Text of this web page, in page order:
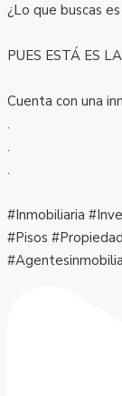
¿Lo que buscas
PUES ESTÁ ES
Cuenta con una
.
.
.
#Inmobiliaria
#Pisos